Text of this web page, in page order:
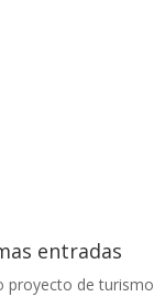
entradas
proyecto de turismo